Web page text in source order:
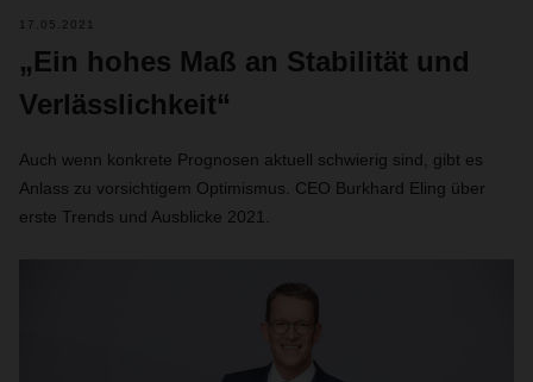
17.05.2021
„Ein hohes Maß an Stabilität und
Verlässlichkeit“
Auch wenn konkrete Prognosen aktuell schwierig sind, gibt es
Anlass zu vorsichtigem Optimismus. CEO Burkhard Eling über
erste Trends und Ausblicke 2021.